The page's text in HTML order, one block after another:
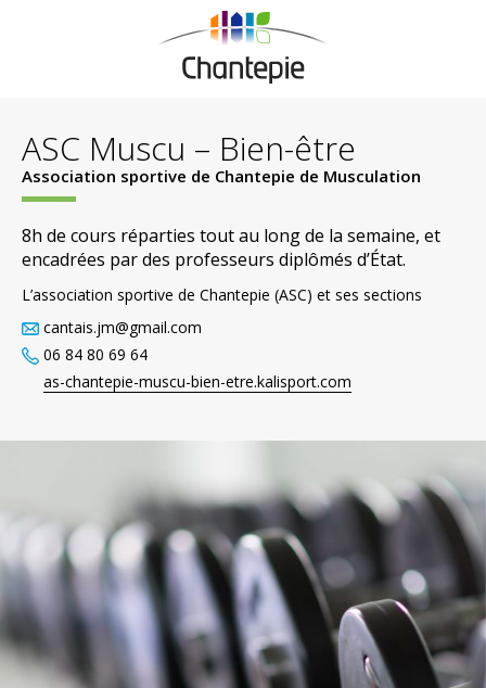
ASC Muscu – Bien-être
Association sportive de Chantepie de Musculation
8h de cours réparties tout au long de la semaine, et
encadrées par des professeurs diplômés d’État.
L’association sportive de Chantepie (ASC) et ses sections
cantais.jm@gmail.com
06 84 80 69 64
as-chantepie-muscu-bien-etre.kalisport.com